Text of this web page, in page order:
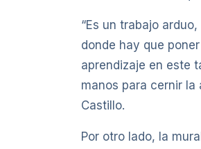
“Es un trabajo
donde hay que
aprendizaje en este
manos para cernir la
Castillo.
Por otro lado, la